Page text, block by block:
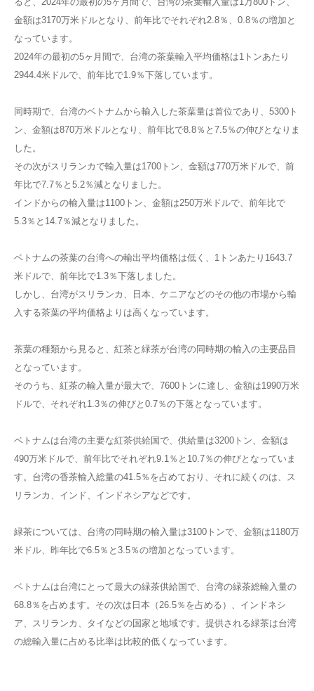
金額は3170万米ドルとなり、前年比でそれぞれ2.8％、0.8％の増加と
なっています。
2024年の最初の5ヶ月間で、台湾の茶葉輸入平均価格は1トンあたり
2944.4米ドルで、前年比で1.9％下落しています。
同時期で、台湾のベトナムから輸入した茶葉量は首位であり、5300ト
ン、金額は870万米ドルとなり、前年比で8.8％と7.5％の伸びとなりま
した。
その次がスリランカで輸入量は1700トン、金額は770万米ドルで、前
年比で7.7％と5.2％減となりました。
インドからの輸入量は1100トン、金額は250万米ドルで、前年比で
5.3％と14.7％減となりました。
ベトナムの茶葉の台湾への輸出平均価格は低く、1トンあたり1643.7
米ドルで、前年比で1.3％下落しました。
しかし、台湾がスリランカ、日本、ケニアなどのその他の市場から輸
入する茶葉の平均価格よりは高くなっています。
茶葉の種類から見ると、紅茶と緑茶が台湾の同時期の輸入の主要品目
となっています。
そのうち、紅茶の輸入量が最大で、7600トンに達し、金額は1990万米
ドルで、それぞれ1.3％の伸びと0.7％の下落となっています。
ベトナムは台湾の主要な紅茶供給国で、供給量は3200トン、金額は
490万米ドルで、前年比でそれぞれ9.1％と10.7％の伸びとなっていま
す。台湾の香茶輸入総量の41.5％を占めており、それに続くのは、ス
リランカ、インド、インドネシアなどです。
緑茶については、台湾の同時期の輸入量は3100トンで、金額は1180万
米ドル、昨年比で6.5％と3.5％の増加となっています。
ベトナムは台湾にとって最大の緑茶供給国で、台湾の緑茶総輸入量の
68.8％を占めます。その次は日本（26.5％を占める）、インドネシ
ア、スリランカ、タイなどの国家と地域です。提供される緑茶は台湾
の総輸入量に占める比率は比較的低くなっています。